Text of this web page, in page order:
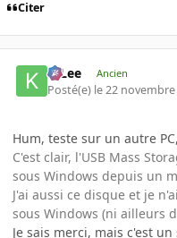
Citer
K-Lee Ancien
Posté(e) le 22 novembre
Hum, teste sur un autre
C'est clair, l'USB Mass
sous Windows depuis un
J'ai aussi ce disque et je
sous Windows (ni ailleurs
Je sais merci, mais c'est